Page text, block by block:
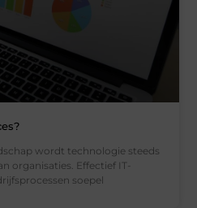
wordt technologie steeds
organisaties. Effectief IT-
soepel